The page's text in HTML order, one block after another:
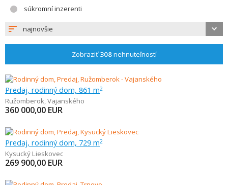
súkromní inzerenti
najnovšie
Zobraziť308nehnuteľností
Predaj, rodinný dom, 861 m2
Ružomberok,Vajanského
360 000,00 EUR
Predaj, rodinný dom, 729 m2
Kysucký Lieskovec
269 900,00 EUR